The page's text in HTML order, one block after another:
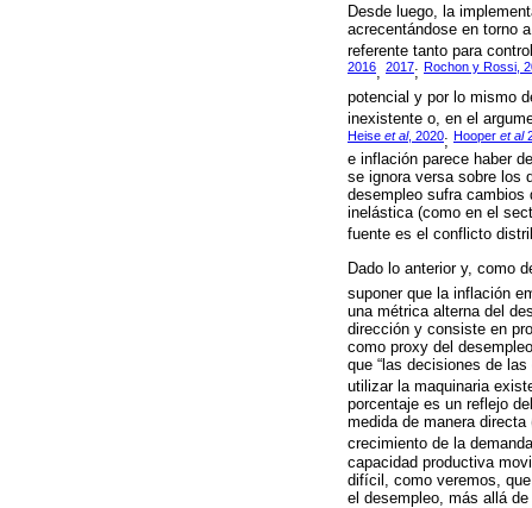
Desde luego, la
acrecentándose en torno
referente tanto para
2016, 2017; Rochon y Rossi,
potencial y por lo mismo
inexistente o, en el
Heise et al, 2020; Hooper et al
e inflación parece haber
se ignora versa sobre los
desempleo sufra cambios
inelástica (como en el
fuente es el conflicto
Dado lo anterior y, como
suponer que la inflación
una métrica alterna del
dirección y consiste en
como proxy del
que “las decisiones de
utilizar la maquinaria
porcentaje es un reflejo
medida de manera
crecimiento de la
capacidad productiva
difícil, como veremos,
el desempleo, más allá